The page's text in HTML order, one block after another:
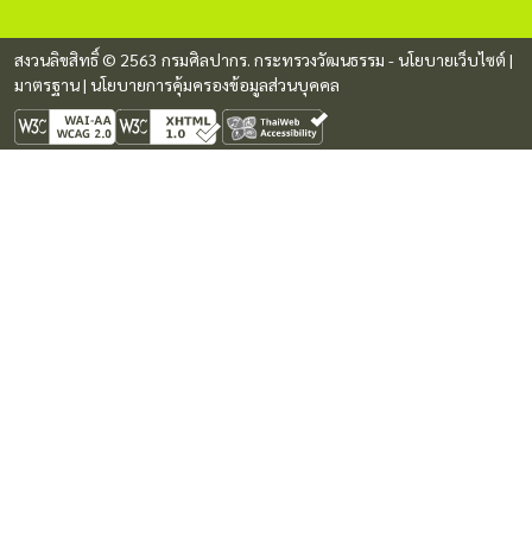
สงวนลิขสิทธิ์ © 2563 กรมศิลปากร. กระทรวงวัฒนธรรม -นโยบายเว็บไซต์ |
มาตรฐาน| นโยบายการคุ้มครองข้อมูลส่วนบุคคล